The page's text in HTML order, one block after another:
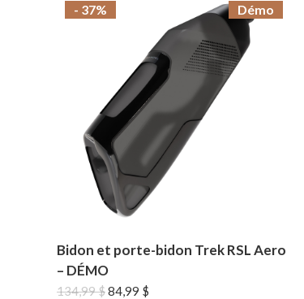
- 37%
Bidon et porte-bidon Trek RSL Aero
– DÉMO
134,99$Le
84,99 $
Démo